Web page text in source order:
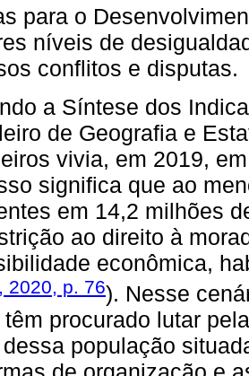
para o
níveis de
conflitos e disputas.
a Síntese dos
de Geografia e
vivia, em 2019,
significa que ao
em 14,2 milhões
ao direito à
econômica,
2020, p. 76). Nesse
têm procurado lutar
população